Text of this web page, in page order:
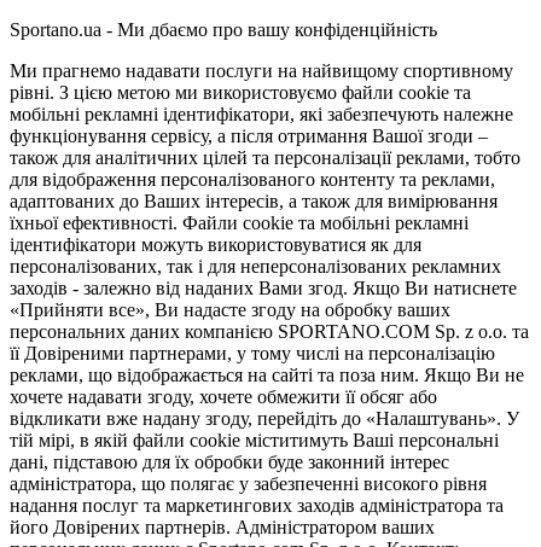
Sportano.ua - Ми дбаємо про вашу конфіденційність
Ми прагнемо надавати послуги на найвищому спортивному
рівні. З цією метою ми використовуємо файли cookie та
мобільні рекламні ідентифікатори, які забезпечують належне
функціонування сервісу, а після отримання Вашої згоди –
також для аналітичних цілей та персоналізації реклами, тобто
для відображення персоналізованого контенту та реклами,
адаптованих до Ваших інтересів, а також для вимірювання
їхньої ефективності. Файли cookie та мобільні рекламні
ідентифікатори можуть використовуватися як для
персоналізованих, так і для неперсоналізованих рекламних
заходів - залежно від наданих Вами згод. Якщо Ви натиснете
«Прийняти все», Ви надасте згоду на обробку ваших
персональних даних компанією SPORTANO.COM Sp. z o.o. та
її Довіреними партнерами, у тому числі на персоналізацію
реклами, що відображається на сайті та поза ним. Якщо Ви не
хочете надавати згоду, хочете обмежити її обсяг або
відкликати вже надану згоду, перейдіть до «Налаштувань». У
тій мірі, в якій файли cookie міститимуть Ваші персональні
дані, підставою для їх обробки буде законний інтерес
адміністратора, що полягає у забезпеченні високого рівня
надання послуг та маркетингових заходів адміністратора та
його Довірених партнерів. Адміністратором ваших